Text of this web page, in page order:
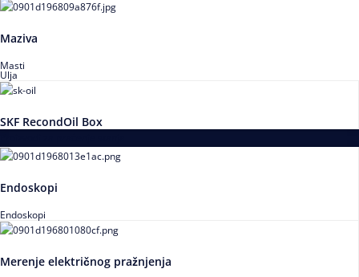
Maziva
Masti
Ulja
SKF RecondOil Box
Endoskopi
Endoskopi
Merenje električnog pražnjenja